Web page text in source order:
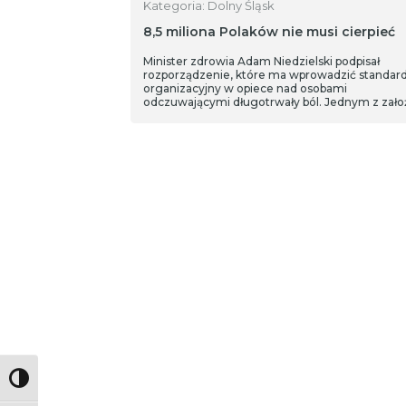
Toggle High Contrast
Kategoria: Dolny Śląsk
8,5 miliona Polaków nie musi cierpieć
Minister zdrowia Adam Niedzielski podpisał
rozporządzenie, które ma wprowadzić standard
organizacyjny w opiece nad osobami
odczuwającymi długotrwały ból. Jednym z